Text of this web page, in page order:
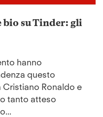
bio su Tinder: gli
hanno
questo
Ronaldo e
tanto atteso